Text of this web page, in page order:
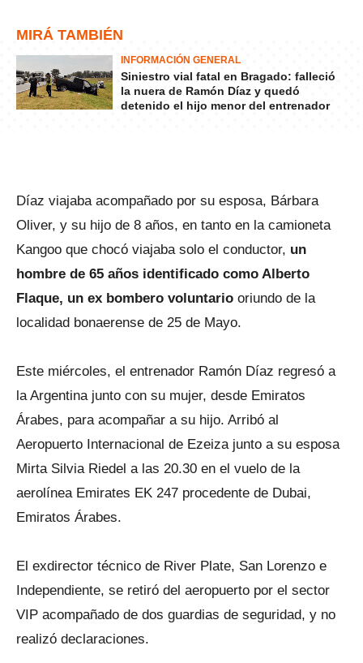
MIRÁ TAMBIÉN
INFORMACIÓN GENERAL
Siniestro vial fatal en Bragado: falleció
la nuera de Ramón Díaz y quedó
detenido el hijo menor del entrenador
Díaz viajaba acompañado por su esposa, Bárbara
Oliver, y su hijo de 8 años, en tanto en la camioneta
Kangoo que chocó viajaba solo el conductor, un
hombre de 65 años identificado como Alberto
Flaque, un ex bombero voluntario oriundo de la
localidad bonaerense de 25 de Mayo.
Este miércoles, el entrenador Ramón Díaz regresó a
la Argentina junto con su mujer, desde Emiratos
Árabes, para acompañar a su hijo. Arribó al
Aeropuerto Internacional de Ezeiza junto a su esposa
Mirta Silvia Riedel a las 20.30 en el vuelo de la
aerolínea Emirates EK 247 procedente de Dubai,
Emiratos Árabes.
El exdirector técnico de River Plate, San Lorenzo e
Independiente, se retiró del aeropuerto por el sector
VIP acompañado de dos guardias de seguridad, y no
realizó declaraciones.